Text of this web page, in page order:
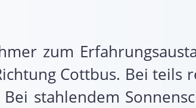
zum
Cottbus. Bei teils
stahlendem